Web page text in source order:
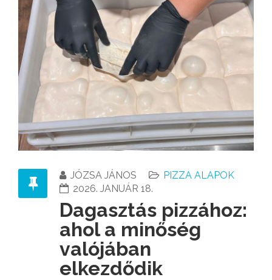
JÓZSA JÁNOS
PIZZA ALAPOK
2026. JANUÁR 18.
Dagasztás pizzához:
ahol a minőség
valójában
elkezdődik